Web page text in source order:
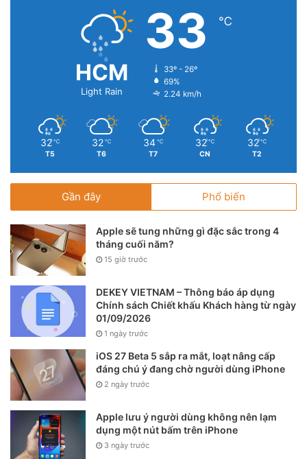
HCM
Light Rain
33 ℃
33º - 26º
69%
2.24 km/h
32 ℃
T5
32 ℃
T6
34 ℃
T7
32 ℃
CN
32 ℃
T2
Gần đây Phổ biến
Apple sẽ tung những gì đặc sắc trong 4
tháng cuối năm?
15 giờ trước
DEKEY VIETNAM – Thông báo áp dụng
Chính sách Chiết khấu Khách hàng từ ngày
01/09/2026
1 ngày trước
iOS 27 Beta 5 sắp ra mắt, loạt nâng cấp
đáng chú ý đang chờ người dùng iPhone
2 ngày trước
Apple lưu ý người dùng không nên lạm
dụng một nút bấm trên iPhone
3 ngày trước